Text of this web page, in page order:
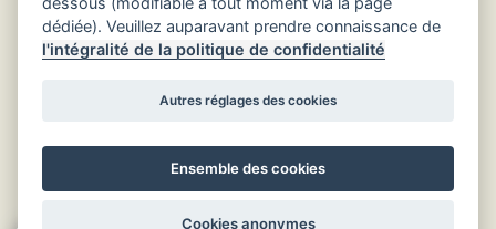
dédiée). Veuillez auparavant prendre connaissance de
l'intégralité de la politique de confidentialité
Autres réglages des cookies
Ensemble des cookies
Cookies anonymes